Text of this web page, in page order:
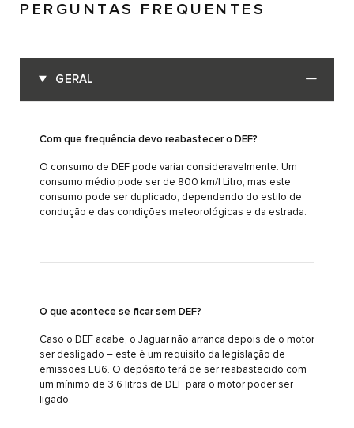
PERGUNTAS FREQUENTES
GERAL
Com que frequência devo reabastecer o DEF?
O consumo de DEF pode variar consideravelmente. Um
consumo médio pode ser de 800 km/l Litro, mas este
consumo pode ser duplicado, dependendo do estilo de
condução e das condições meteorológicas e da estrada.
O que acontece se ficar sem DEF?
Caso o DEF acabe, o Jaguar não arranca depois de o motor
ser desligado – este é um requisito da legislação de
emissões EU6. O depósito terá de ser reabastecido com
um mínimo de 3,6 litros de DEF para o motor poder ser
ligado.